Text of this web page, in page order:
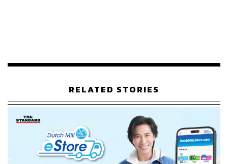
ทั้งนี้ Streamer Technology มีในแอร์ Daikin รุ่น Streamer
Series คือ FTKZ-V และ FTKM-W เครื่องฟอกอากาศ Daikin
Streamer ทุกรุ่น และล่าสุด Daikin ได้ออกเครื่องฟอกอากาศ
Daikin Streamer MC30YVM7 น้องใหม่ ขนาดเล็ก อีกหนึ่ง
ทางเลือกที่คุ้มค่า
RELATED STORIES